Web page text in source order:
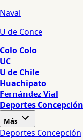
Naval
U de Conce
Colo Colo
UC
U de Chile
Huachipato
Fernández Vial
Deportes Concepción
Más
Deportes Concepción